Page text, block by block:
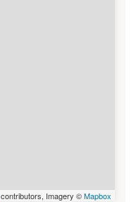
contributors, Imagery ©Mapbox